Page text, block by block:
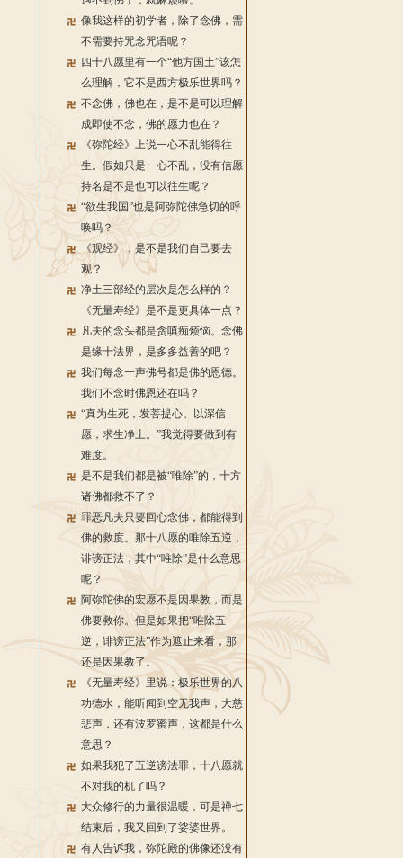
像我这样的初学者，除了念佛，需
不需要持咒念咒语呢？
四十八愿里有一个“他方国土”该怎
么理解，它不是西方极乐世界吗？
不念佛，佛也在，是不是可以理解
成即使不念，佛的愿力也在？
《弥陀经》上说一心不乱能得往
生。假如只是一心不乱，没有信愿
持名是不是也可以往生呢？
“欲生我国”也是阿弥陀佛急切的呼
唤吗？
《观经》，是不是我们自己要去
观？
净土三部经的层次是怎么样的？
《无量寿经》是不是更具体一点？
凡夫的念头都是贪嗔痴烦恼。念佛
是缘十法界，是多多益善的吧？
我们每念一声佛号都是佛的恩德。
我们不念时佛恩还在吗？
“真为生死，发菩提心。以深信
愿，求生净土。”我觉得要做到有
难度。
是不是我们都是被“唯除”的，十方
诸佛都救不了？
罪恶凡夫只要回心念佛，都能得到
佛的救度。那十八愿的唯除五逆，
诽谤正法，其中“唯除”是什么意思
呢？
阿弥陀佛的宏愿不是因果教，而是
佛要救你。但是如果把“唯除五
逆，诽谤正法”作为遮止来看，那
还是因果教了。
《无量寿经》里说：极乐世界的八
功德水，能听闻到空无我声，大慈
悲声，还有波罗蜜声，这都是什么
意思？
如果我犯了五逆谤法罪，十八愿就
不对我的机了吗？
大众修行的力量很温暖，可是禅七
结束后，我又回到了娑婆世界。
有人告诉我，弥陀殿的佛像还没有